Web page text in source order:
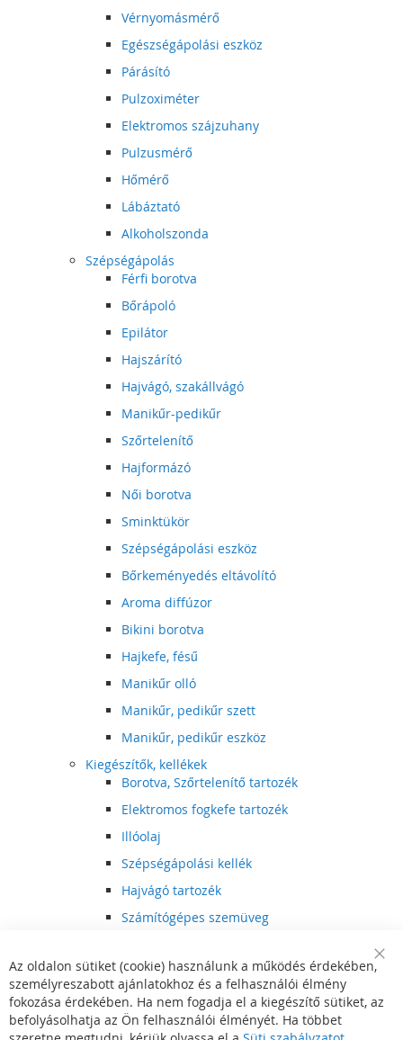
Vérnyomásmérő
Egészségápolási eszköz
Párásító
Pulzoximéter
Elektromos szájzuhany
Pulzusmérő
Hőmérő
Lábáztató
Alkoholszonda
Szépségápolás
Férfi borotva
Bőrápoló
Epilátor
Hajszárító
Hajvágó, szakállvágó
Manikűr-pedikűr
Szőrtelenítő
Hajformázó
Női borotva
Sminktükör
Szépségápolási eszköz
Bőrkeményedés eltávolító
Aroma diffúzor
Bikini borotva
Hajkefe, fésű
Manikűr olló
Manikűr, pedikűr szett
Manikűr, pedikűr eszköz
Kiegészítők, kellékek
Borotva, Szőrtelenítő tartozék
Elektromos fogkefe tartozék
Illóolaj
Szépségápolási kellék
Hajvágó tartozék
Számítógépes szemüveg
Hajvágó kiegészítő
Szórakoztató elektronika
Multimédia
DVD, BluRay lejátszó
Bar
Az oldalon sütiket (cookie) használunk a működés érdekében,
személyreszabott ajánlatokhoz és a felhasználói élmény
fokozása érdekében. Ha nem fogadja el a kiegészítő sütiket, az
befolyásolhatja az Ön felhasználói élményét. Ha többet